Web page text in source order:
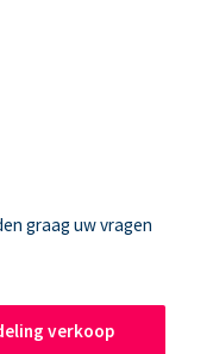
graag uw vragen
verkoop